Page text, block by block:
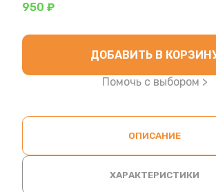
950 ₽
ДОБАВИТЬ В
Помочь с выбором >
ОПИСАНИЕ
ХАРАКТЕРИСТИКИ